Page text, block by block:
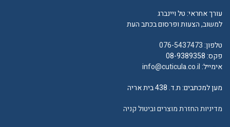
עורך אחראי: טל ויינברג
למשוב, הצעות ופרסום בכתב העת
טלפון:076-5437473
פקס: 08-9389358
אימייל:info@cuticula.co.il
מען למכתבים: ת.ד. 438 בית אריה
מדיניות החזרת מוצרים וביטול קניה